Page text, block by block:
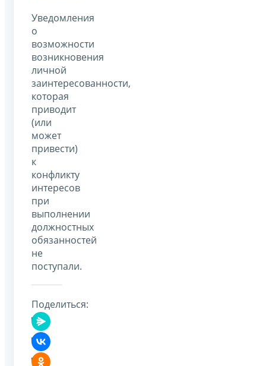
Уведомления
о
возможности
возникновения
личной
заинтересованности,
которая
приводит
(или
может
привести)
к
конфликту
интересов
при
выполнении
должностных
обязанностей
не
поступали.
Поделиться: